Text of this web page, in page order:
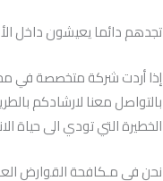
تجدهم دائما يعيشون داخل
إذا أردت شركة متخصصة في
بالتواصل معنا لارشادكم
الخطيرة التي تودي الى حياة
نحن في مـكافحة القوارض